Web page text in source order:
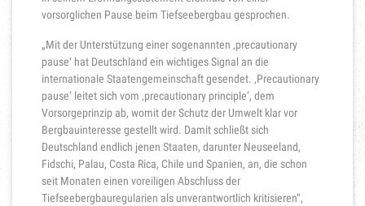
vorsorglichen Pause beim Tiefseebergbau gesprochen.
„Mit der Unterstützung einer sogenannten ‚precautionary
pause‘ hat Deutschland ein wichtiges Signal an die
internationale Staatengemeinschaft gesendet. ‚Precautionary
pause‘ leitet sich vom ‚precautionary principle‘, dem
Vorsorgeprinzip ab, womit der Schutz der Umwelt klar vor
Bergbauinteresse gestellt wird. Damit schließt sich
Deutschland endlich jenen Staaten, darunter Neuseeland,
Fidschi, Palau, Costa Rica, Chile und Spanien, an, die schon
seit Monaten einen voreiligen Abschluss der
Tiefseebergbauregularien als unverantwortlich kritisieren“,